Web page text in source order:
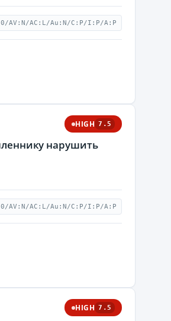
AV:N/AC:L/Au:N/C:P/I:P/A:P
HIGH 7.5
нарушить
AV:N/AC:L/Au:N/C:P/I:P/A:P
HIGH 7.5